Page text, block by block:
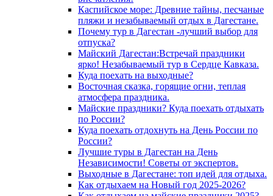
Каспийское море: Древние тайны, песчаные
пляжи и незабываемый отдых в Дагестане.
Почему тур в Дагестан -лучший выбор для
отпуска?
Майский Дагестан:Встречай праздники
ярко! Незабываемый тур в Сердце Кавказа.
Куда поехать на выходные?
Восточная сказка, горящие огни, теплая
атмосфера праздника.
Майские праздники? Куда поехать отдыхать
по России?
Куда поехать отдохнуть на День России по
России?
Лучшие туры в Дагестан на День
Независимости! Советы от экспертов.
Выходные в Дагестане: топ идей для отдыха.
Как отдыхаем на Новый год 2025-2026?